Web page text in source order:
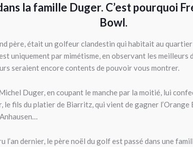
la famille Duger. C’est pourquoi
Bowl.
père, était un golfeur clandestin qui habitait au
uniquement par mimétisme, en observant les
seraient encore contents de pouvoir vous montrer.
Duger, en coupant le manche par la moitié, lui
le fils du platier de Biarritz, qui vient de gagner
dernier, le père noël du golf est passé dans une